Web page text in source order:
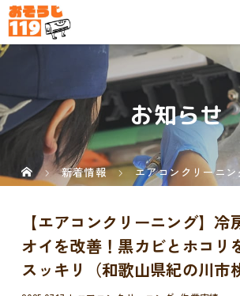
お知らせ
新着情報 エアコンクリーニン
【エアコンクリーニング】冷
オイを改善！黒カビとホコリ
スッキリ（和歌山県紀の川市